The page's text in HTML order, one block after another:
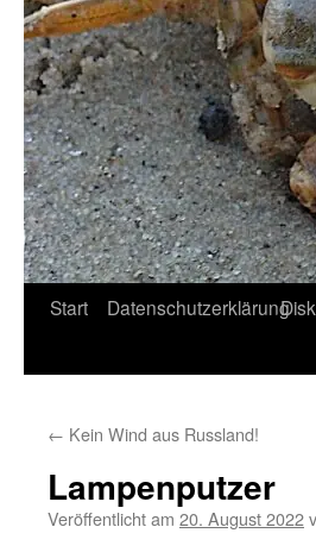
Start Datenschutzerklärung
← Kein Wind aus Russland!
Lampenputzer
Veröffentlicht am 20. August 2022